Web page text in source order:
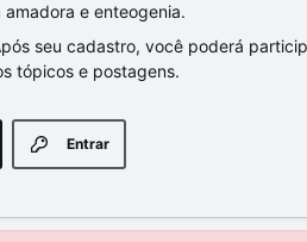
e enteogenia.
seu cadastro, você poderá
tópicos e postagens.
Entrar